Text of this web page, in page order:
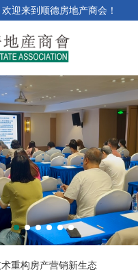
迎来到顺德房地产商会！
验收与保修阶段法律风险...
土两税专题培训顺利举办
重构房产营销新生态